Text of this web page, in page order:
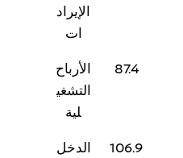
الإيراد
ات
الأرباح
التشغي
لية
87.4
الدخل
106.9